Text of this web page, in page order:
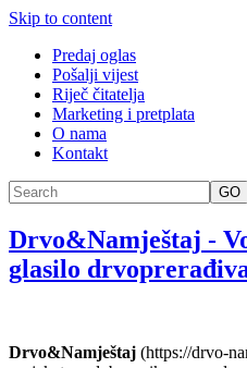
Skip to content
Predaj oglas
Pošalji vijest
Riječ čitatelja
Marketing i pretplata
O nama
Kontakt
GO
Drvo&Namještaj -
glasilo
Drvo&Namještaj (https://drvo-